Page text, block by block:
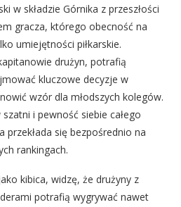
w składzie Górnika z przeszłości
gracza, którego obecność na
umiejętności piłkarskie.
drużyn, potrafią
kluczowe decyzje w
wzór dla młodszych kolegów.
i pewność siebie całego
przekłada się bezpośrednio na
rankingach.
kibica, widzę, że drużyny z
potrafią wygrywać nawet